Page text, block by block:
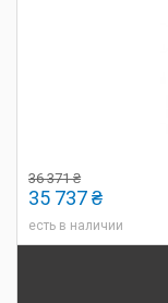
36 371 ₴
35 737 ₴
есть в наличии